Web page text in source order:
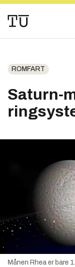
ROMFART
Saturn-
Månen Rhea er bare